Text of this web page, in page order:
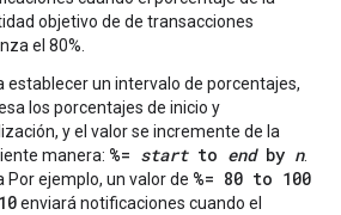
objetivo de de transacciones
el 80%.
establecer un intervalo de porcentajes,
los porcentajes de inicio y
y el valor se incremente de la
manera: %= startto endby n.
Por ejemplo, un valor de %= 80 to 100
enviará notificaciones cuando el